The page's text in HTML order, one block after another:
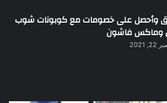
وأحصل على خصومات مع كوبونات شوب
وماكس فاشون
2021